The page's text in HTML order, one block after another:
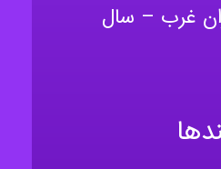
غرب – سال